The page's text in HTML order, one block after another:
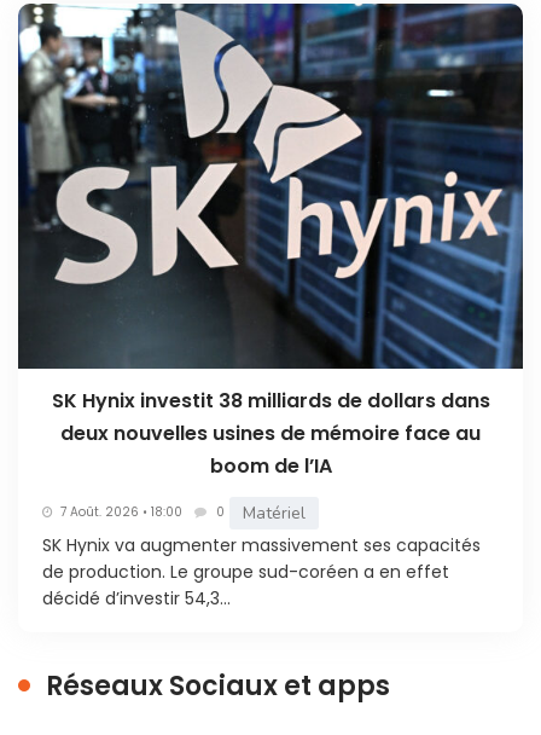
SK Hynix investit 38 milliards de dollars dans
deux nouvelles usines de mémoire face au
boom de l’IA
7 Août. 2026 • 18:00 0 Matériel
SK Hynix va augmenter massivement ses capacités
de production. Le groupe sud-coréen a en effet
décidé d’investir 54,3...
Réseaux Sociaux et apps